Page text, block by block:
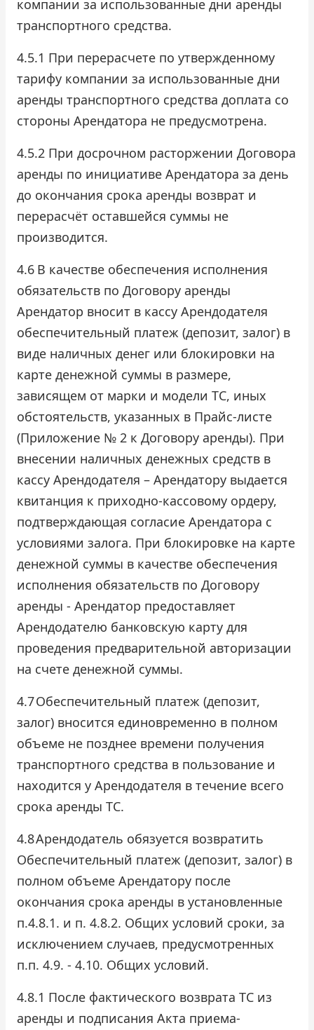
компании за использованные дни аренды
транспортного средства.
4.5.1 При перерасчете по утвержденному
тарифу компании за использованные дни
аренды транспортного средства доплата со
стороны Арендатора не предусмотрена.
4.5.2 При досрочном расторжении Договора
аренды по инициативе Арендатора за день
до окончания срока аренды возврат и
перерасчёт оставшейся суммы не
производится.
4.6 В качестве обеспечения исполнения
обязательств по Договору аренды
Арендатор вносит в кассу Арендодателя
обеспечительный платеж (депозит, залог) в
виде наличных денег или блокировки на
карте денежной суммы в размере,
зависящем от марки и модели ТС, иных
обстоятельств, указанных в Прайс-листе
(Приложение № 2 к Договору аренды). При
внесении наличных денежных средств в
кассу Арендодателя – Арендатору выдается
квитанция к приходно-кассовому ордеру,
подтверждающая согласие Арендатора с
условиями залога. При блокировке на карте
денежной суммы в качестве обеспечения
исполнения обязательств по Договору
аренды - Арендатор предоставляет
Арендодателю банковскую карту для
проведения предварительной авторизации
на счете денежной суммы.
4.7Обеспечительный платеж (депозит,
залог) вносится единовременно в полном
объеме не позднее времени получения
транспортного средства в пользование и
находится у Арендодателя в течение всего
срока аренды ТС.
4.8Арендодатель обязуется возвратить
Обеспечительный платеж (депозит, залог) в
полном объеме Арендатору после
окончания срока аренды в установленные
п.4.8.1. и п. 4.8.2. Общих условий сроки, за
исключением случаев, предусмотренных
п.п. 4.9. - 4.10. Общих условий.
4.8.1 После фактического возврата ТС из
аренды и подписания Акта приема-